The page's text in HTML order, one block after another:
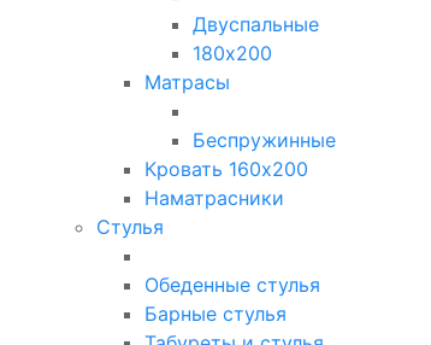
Двуспальные
180х200
Матрасы
Беспружинные
Кровать 160х200
Наматрасники
Стулья
Обеденные стулья
Барные стулья